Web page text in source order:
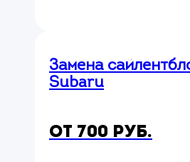
Замена
Subaru
от 700 руб.